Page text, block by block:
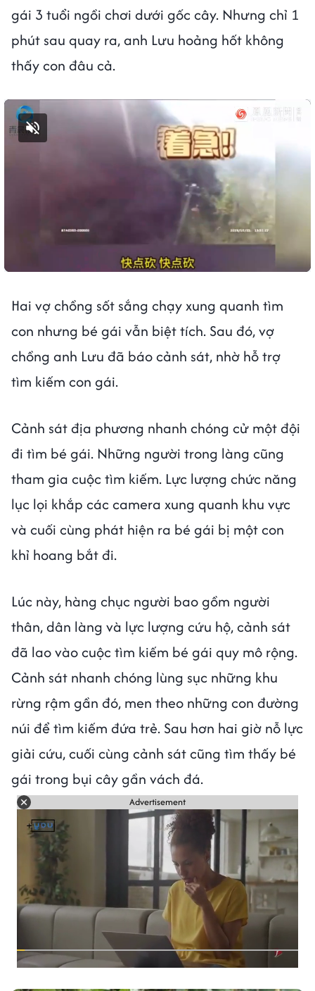
gái 3 tuổi ngồi chơi dưới gốc cây. Nhưng chỉ 1
phút sau quay ra, anh Lưu hoảng hốt không
thấy con đâu cả.
Hai vợ chồng sốt sắng chạy xung quanh tìm
con nhưng bé gái vẫn biệt tích. Sau đó, vợ
chồng anh Lưu đã báo cảnh sát, nhờ hỗ trợ
tìm kiếm con gái.
Cảnh sát địa phương nhanh chóng cử một đội
đi tìm bé gái. Những người trong làng cũng
tham gia cuộc tìm kiếm. Lực lượng chức năng
lục lọi khắp các camera xung quanh khu vực
và cuối cùng phát hiện ra bé gái bị một con
khỉ hoang bắt đi.
Lúc này, hàng chục người bao gồm người
thân, dân làng và lực lượng cứu hộ, cảnh sát
đã lao vào cuộc tìm kiếm bé gái quy mô rộng.
Cảnh sát nhanh chóng lùng sục những khu
rừng rậm gần đó, men theo những con đường
núi để tìm kiếm đứa trẻ. Sau hơn hai giờ nỗ lực
giải cứu, cuối cùng cảnh sát cũng tìm thấy bé
gái trong bụi cây gần vách đá.
Advertisement